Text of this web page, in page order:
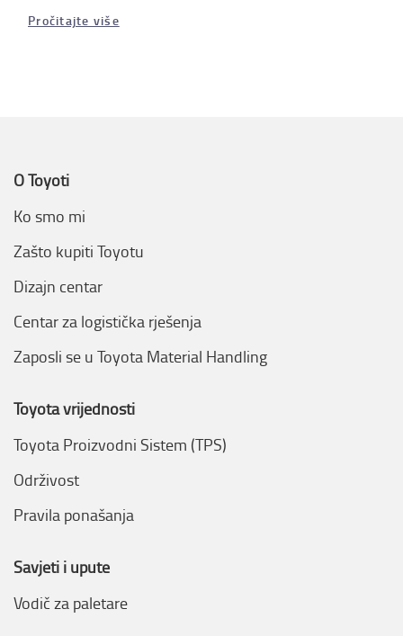
Pročitajte više
O Toyoti
Ko smo mi
Zašto kupiti Toyotu
Dizajn centar
Centar za logistička rješenja
Zaposli se u Toyota Material Handling
Toyota vrijednosti
Toyota Proizvodni Sistem (TPS)
Održivost
Pravila ponašanja
Savjeti i upute
Vodič za paletare